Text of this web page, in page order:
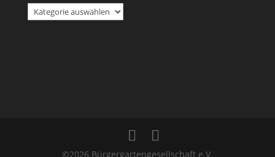
Kategorien
©2026 Bürgergartengesellschaft e.V.